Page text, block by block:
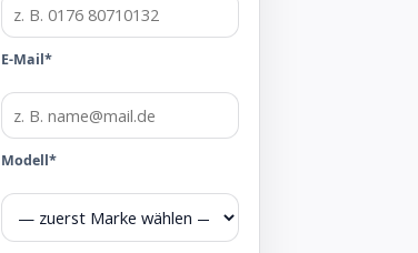
E-Mail*
Modell*